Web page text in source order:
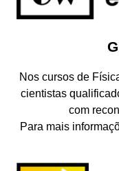
Nos cursos de
cientistas
com
Para mais